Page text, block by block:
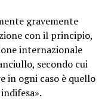
gravemente
con il principio,
internazionale
secondo cui
in ogni caso è quello